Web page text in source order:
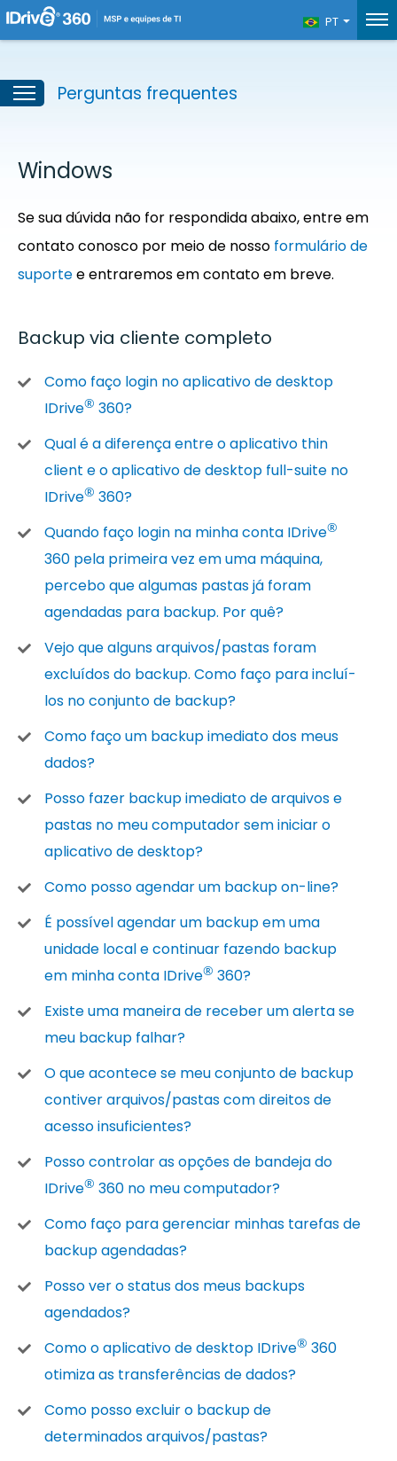
PT
Perguntas frequentes
Windows
Se sua dúvida não for respondida abaixo, entre em
contato conosco por meio de nosso formulário de
suportee entraremos em contato em breve.
Backup via cliente completo
Como faço login no aplicativo de desktop
IDrive® 360?
Qual é a diferença entre o aplicativo thin
client e o aplicativo de desktop full-suite no
IDrive® 360?
Quando faço login na minha conta IDrive®
360 pela primeira vez em uma máquina,
percebo que algumas pastas já foram
agendadas para backup. Por quê?
Vejo que alguns arquivos/pastas foram
excluídos do backup. Como faço para incluí-
los no conjunto de backup?
Como faço um backup imediato dos meus
dados?
Posso fazer backup imediato de arquivos e
pastas no meu computador sem iniciar o
aplicativo de desktop?
Como posso agendar um backup on-line?
É possível agendar um backup em uma
unidade local e continuar fazendo backup
em minha conta IDrive® 360?
Existe uma maneira de receber um alerta se
meu backup falhar?
O que acontece se meu conjunto de backup
contiver arquivos/pastas com direitos de
acesso insuficientes?
Posso controlar as opções de bandeja do
IDrive® 360 no meu computador?
Como faço para gerenciar minhas tarefas de
backup agendadas?
Posso ver o status dos meus backups
agendados?
Como o aplicativo de desktop IDrive® 360
otimiza as transferências de dados?
Como posso excluir o backup de
determinados arquivos/pastas?